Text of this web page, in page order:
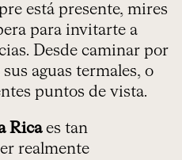
está presente, mires
para invitarte a
Desde caminar por
aguas termales, o
puntos de vista.
Ricaes tan
realmente